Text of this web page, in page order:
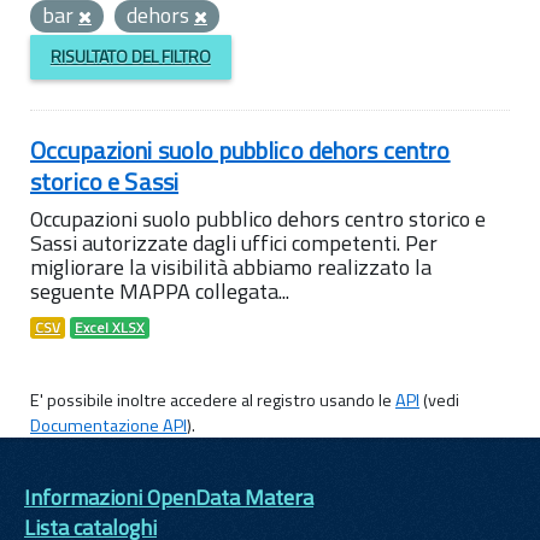
bar
dehors
RISULTATO DEL FILTRO
Occupazioni suolo pubblico dehors centro
storico e Sassi
Occupazioni suolo pubblico dehors centro storico e
Sassi autorizzate dagli uffici competenti. Per
migliorare la visibilità abbiamo realizzato la
seguente MAPPA collegata...
CSV Excel XLSX
E' possibile inoltre accedere al registro usando leAPI(vedi
Documentazione API).
Informazioni OpenData Matera
Lista cataloghi